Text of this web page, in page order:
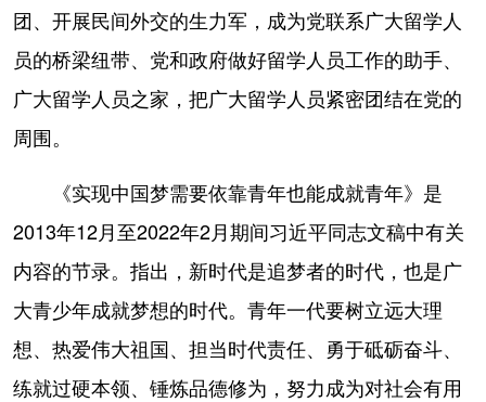
团、开展民间外交的生力军，成为党联系广大留学人
员的桥梁纽带、党和政府做好留学人员工作的助手、
广大留学人员之家，把广大留学人员紧密团结在党的
周围。
《实现中国梦需要依靠青年也能成就青年》是
2013年12月至2022年2月期间习近平同志文稿中有关
内容的节录。指出，新时代是追梦者的时代，也是广
大青少年成就梦想的时代。青年一代要树立远大理
想、热爱伟大祖国、担当时代责任、勇于砥砺奋斗、
练就过硬本领、锤炼品德修为，努力成为对社会有用